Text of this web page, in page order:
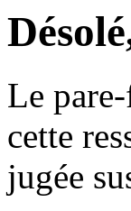
Le
cette
jugée